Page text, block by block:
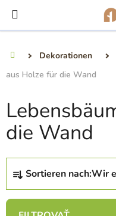
Inhalt
springen
Dekorationen
aus Holze für die Wand
die Wand
P
o
Sortieren nach:Wir